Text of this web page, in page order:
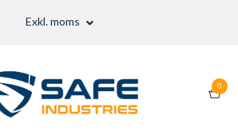
Exkl. moms
0